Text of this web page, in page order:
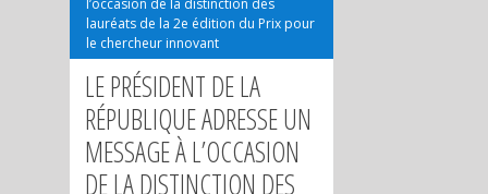
l’occasion de la distinction des
lauréats de la 2e édition du Prix pour
le chercheur innovant
LE PRÉSIDENT DE LA
RÉPUBLIQUE ADRESSE UN
MESSAGE À L’OCCASION
DE LA DISTINCTION DES